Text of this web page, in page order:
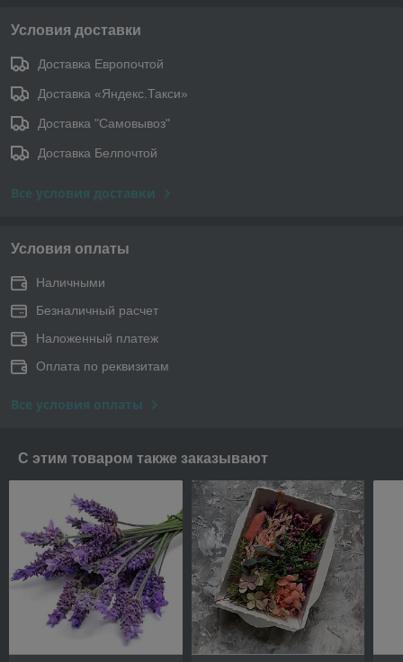
Условия доставки
Доставка Европочтой
Доставка «Яндекс.Такси»
Доставка "Самовывоз"
Доставка Белпочтой
Все условия доставки
Условия оплаты
Наличными
Безналичный расчет
Наложенный платеж
Оплата по реквизитам
Все условия оплаты
С этим товаром также заказывают